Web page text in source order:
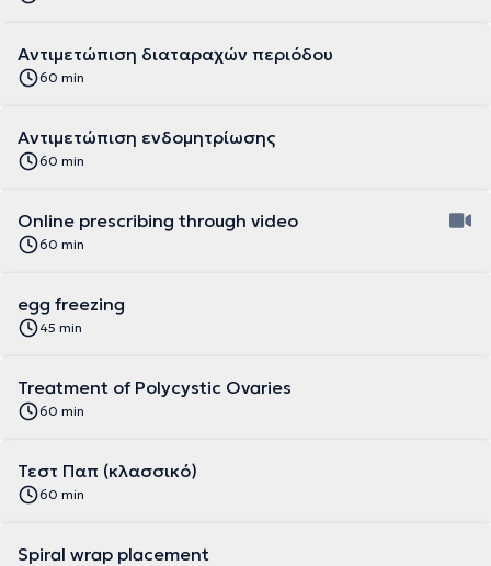
Αντιμετώπιση διαταραχών περιόδου
60 min
Αντιμετώπιση ενδομητρίωσης
60 min
Online prescribing through video
60 min
egg freezing
45 min
Treatment of Polycystic Ovaries
60 min
Τεστ Παπ (κλασσικό)
60 min
Spiral wrap placement